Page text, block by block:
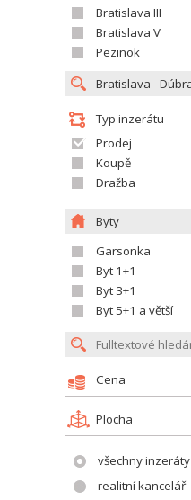
Bratislava III
Bratislava V
Pezinok
Typ inzerátu
Prodej
Koupě
Dražba
Byty
Garsonka
Byt 1+1
Byt 3+1
Byt 5+1 a větší
Cena
Plocha
všechny inzeráty
realitní kancelář